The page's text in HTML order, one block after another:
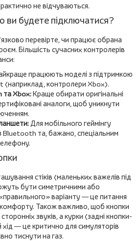
не відчуваються.
ви будете підключатися?
перевірте, чи працює обрана
Більшість сучасних контролерів
працюють моделі з підтримкою
(наприклад, контролери Xbox).
та Xbox:Краще обирати оригінальні
аналоги, щоб уникнути
Для мобільного геймінгу
Bluetooth та, бажано, спеціальним
стіків (маленьких важелів під
бути симетричними або
варіанту — це питання
Також важливо, щоб кнопки
звуків, а курки (задні кнопки-
— це критично для симуляторів
тиснути на газ.